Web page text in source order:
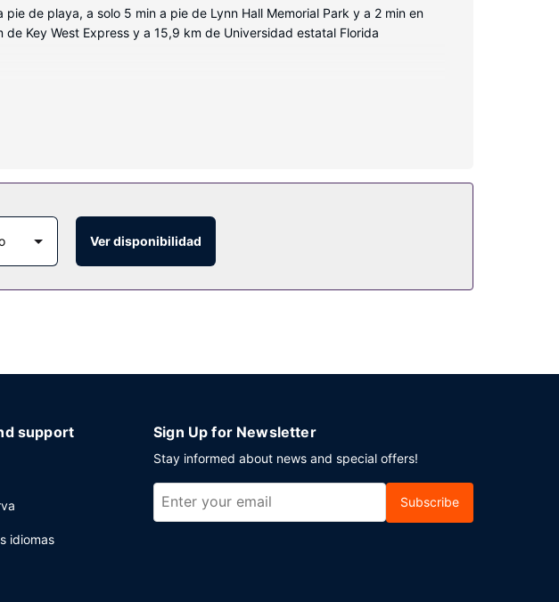
de playa, a solo 5 min a pie de Lynn Hall Memorial Park y a 2 min en
Key West Express y a 15,9 km de Universidad estatal Florida
de pantalla plana. Las habitaciones disponen de terraza
para acabar el día que una bebida en el bar o lounge, el bar en la playa
Ver disponibilidad
support
idiomas
Sign Up for Newsletter
Stay informed about news and special offers!
Subscribe